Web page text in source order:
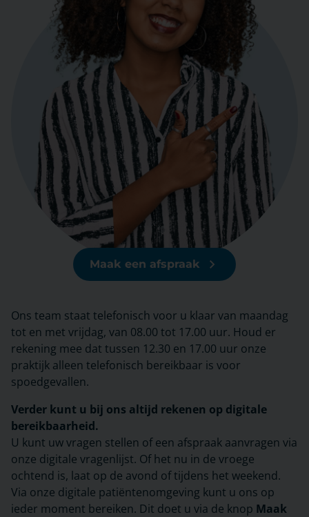
Maak een afspraak
Ons team staat telefonisch voor u klaar van maandag
tot en met vrijdag, van 08.00 tot 17.00 uur. Houd er
rekening mee dat tussen 12.30 en 17.00 uur onze
praktijk alleen telefonisch bereikbaar is voor
spoedgevallen.
Verder kunt u bij ons altijd rekenen op digitale
bereikbaarheid.
U kunt uw vragen stellen of een afspraak aanvragen via
onze digitale vragenlijst. Of het nu in de vroege
ochtend is, laat op de avond of tijdens het weekend.
Via onze digitale patiëntenomgeving kunt u ons op
ieder moment bereiken. Dit doet u via de knop Maak